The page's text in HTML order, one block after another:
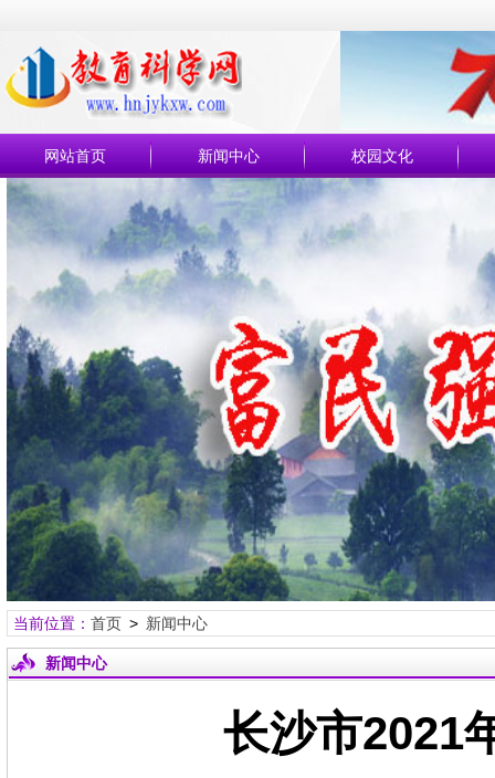
网站首页 新闻中心 校园文化
当前位置： 首页> 新闻中心
新闻中心
长沙市2021